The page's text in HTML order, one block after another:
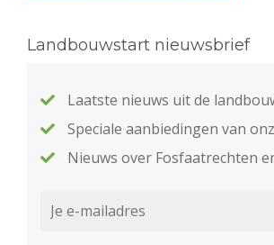
Landbouwstart nieuwsbrief
Laatste nieuws uit de
Speciale aanbiedingen van
Nieuws over Fosfaatrechten